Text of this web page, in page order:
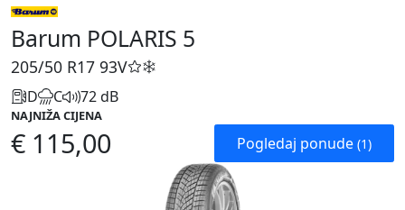
Barum POLARIS 5
205/50 R17 93V
D C 72 dB
NAJNIŽA CIJENA
€ 115,00 Pogledaj ponude (1)